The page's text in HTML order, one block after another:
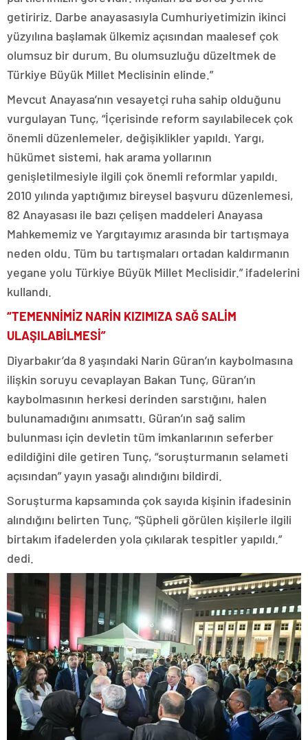
getiririz. Darbe anayasasıyla Cumhuriyetimizin ikinci
yüzyılına başlamak ülkemiz açısından maalesef çok
olumsuz bir durum. Bu olumsuzluğu düzeltmek de
Türkiye Büyük Millet Meclisinin elinde.”
Mevcut Anayasa’nın vesayetçi ruha sahip olduğunu
vurgulayan Tunç, “İçerisinde reform sayılabilecek çok
önemli düzenlemeler, değişiklikler yapıldı. Yargı,
hükümet sistemi, hak arama yollarının
genişletilmesiyle ilgili çok önemli reformlar yapıldı.
2010 yılında yaptığımız bireysel başvuru düzenlemesi,
82 Anayasası ile bazı çelişen maddeleri Anayasa
Mahkememiz ve Yargıtayımız arasında bir tartışmaya
neden oldu. Tüm bu tartışmaları ortadan kaldırmanın
yegane yolu Türkiye Büyük Millet Meclisidir.” ifadelerini
kullandı.
“TEMENNİMİZ NARİN KIZIMIZA SAĞ SALİM
ULAŞILABİLMESİ”
Diyarbakır’da 8 yaşındaki Narin Güran’ın kaybolmasına
ilişkin soruyu cevaplayan Bakan Tunç, Güran’ın
kaybolmasının herkesi derinden sarstığını, halen
bulunamadığını anımsattı. Güran’ın sağ salim
bulunması için devletin tüm imkanlarının seferber
edildiğini dile getiren Tunç, “soruşturmanın selameti
açısından” yayın yasağı alındığını bildirdi.
Soruşturma kapsamında çok sayıda kişinin ifadesinin
alındığını belirten Tunç, “Şüpheli görülen kişilerle ilgili
birtakım ifadelerden yola çıkılarak tespitler yapıldı.”
dedi.